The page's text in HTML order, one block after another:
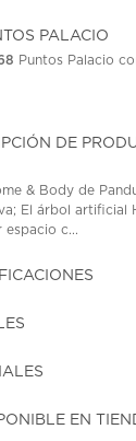
PALACIO
Puntos Palacio
DE
& Body de
El árbol artificial
espacio c...
EN